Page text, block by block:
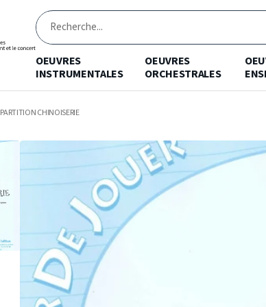
Recherche
OEUVRES
INSTRUMENTALES
OEUVRES
ORCHESTRALES
PARTITION CHINOISERIE